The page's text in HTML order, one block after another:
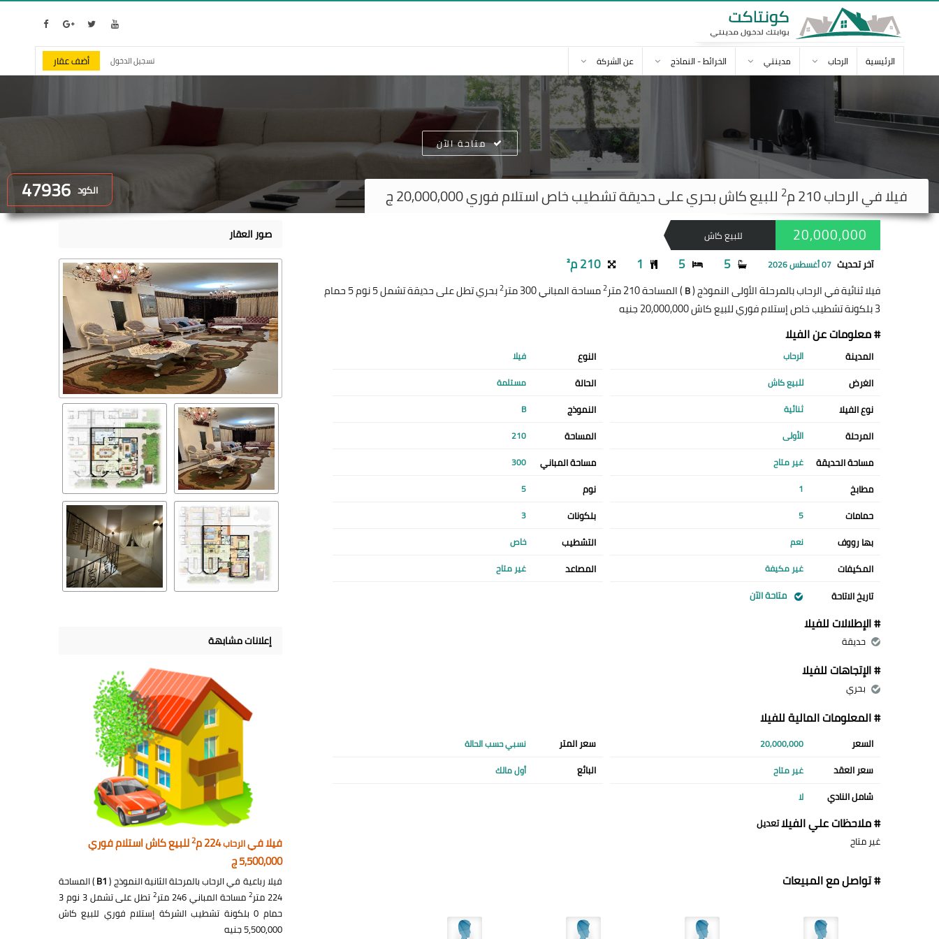
الرئيسية الرحاب مدينتي الخرائط - النماذج عن الشركة تسجيل الدخول أضف عقار
الكود 47936 فيلا فيالرحاب 2 للبيع كاش بحري على حديقة تشطيب خاص استلام فوري 20,000,000 ج
متاحة الآن
للبيع كاش 20,000,000
آخر تحديث 07 أغسطس 2026 5
5
1 210 م²
فيلا ثنائية في الرحاب بالمرحلة الأولى النموذج (B) المساحة 210 متر 2مساحة المباني 300 متر 2
بحري تطل على حديقة تشمل 5 نوم 5 حمام
3 بلكونة تشطيب خاص إستلام فوري للبيع كاش 20,000,000 جنيه
# معلومات عن الفيلا
المدينة الرحاب النوع فيلا
الغرض للبيع كاش الحالة مستلمة
نوع الفيلا ثنائية النموذج B
المرحلة الأولى المساحة 210
مساحة الحديقة غير متاح مساحة المباني 300
مطابخ 1 نوم 5
حمامات 5 بلكونات 3
بها رووف نعم التشطيب خاص
المكيفات غير مكيفة المصاعد غير متاح
تاريخ الاتاحة متاحة الآن
# الإطلالات للفيلا
حديقة
# الإتجاهات للفيلا
بحري
# المعلومات المالية للفيلا
السعر 20,000,000 سعر المتر نسبي حسب الحالة
سعر العقد غير متاح البائع أول مالك
شامل النادي لا
# ملاحظات علي الفيلاتعديل
غير متاح
# تواصل مع المبيعات
صور العقار
إعلانات مشابهة
فيلا فيالرحاب224 م 2للبيع كاش استلام فوري
5,500,000 ج
فيلا رباعية في الرحاب بالمرحلة الثانية النموذج (B1) المساحة
224 متر
2 مساحة المباني 246 متر 2
تطل على تشمل 3 نوم 3
حمام 0 بلكونة تشطيب الشركة إستلام فوري للبيع كاش
5,500,000 جنيه